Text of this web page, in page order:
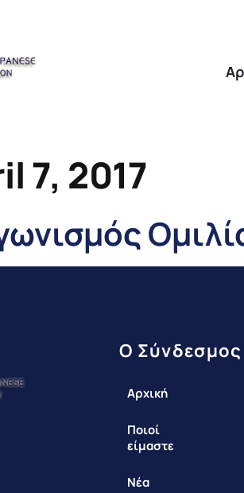
7, 2017
Ο Σύνδεσμος
Αρχική
Ποιοί
είμαστε
Νέα